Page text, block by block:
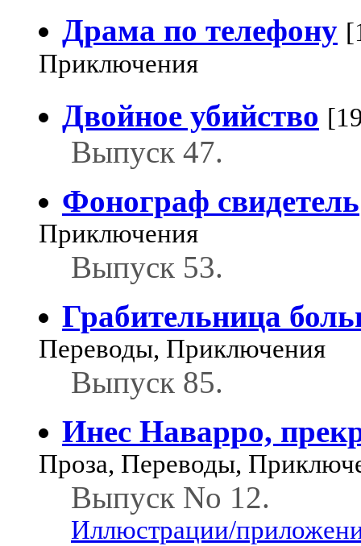
Драма по телефону
Приключения
Двойное убийство
Выпуск 47.
Фонограф свидетель
Приключения
Выпуск 53.
Грабительница
Переводы, Приключения
Выпуск 85.
Инес Наварро,
Проза, Переводы,
Выпуск No 12.
Иллюстрации/